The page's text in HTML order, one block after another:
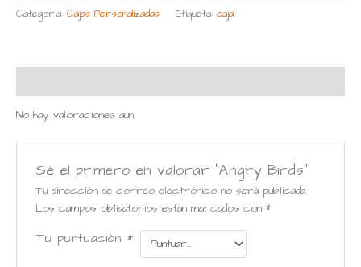
Categoría: Cajas Personalizadas Etiqueta: caja
No hay valoraciones aún.
Sé el primero en valorar “Angry Birds”
Tu dirección de correo electrónico no será publicada.
Los campos obligatorios están marcados con *
Tu puntuación *